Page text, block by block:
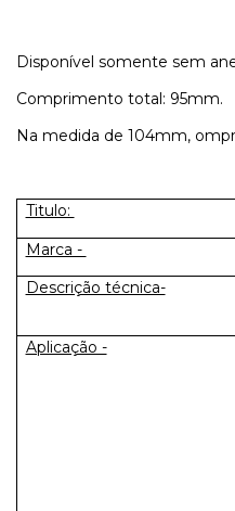
Disponível somente sem
Comprimento total: 95mm.
Na medida de 104mm,
Titulo:
Marca -
Descrição técnica-
Aplicação -